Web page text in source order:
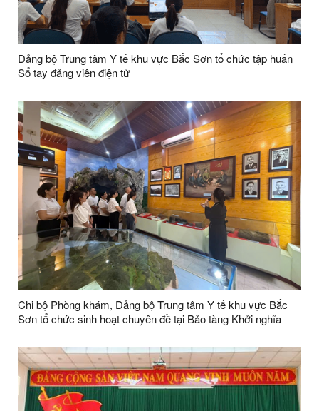
Đảng bộ Trung tâm Y tế khu vực Bắc Sơn tổ chức tập huấn
Sổ tay đảng viên điện tử
Chi bộ Phòng khám, Đảng bộ Trung tâm Y tế khu vực Bắc
Sơn tổ chức sinh hoạt chuyên đề tại Bảo tàng Khởi nghĩa